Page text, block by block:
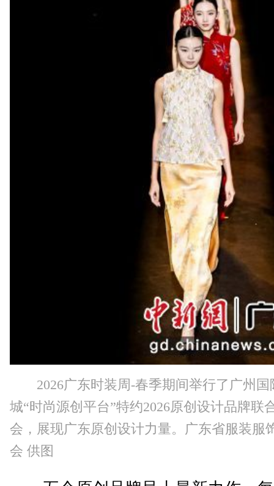
2026广东时装周-春季期间举行了广州国
城“时尚源创平台”特约2026原创设计品牌联
会，展现广东原创设计力量。广东省服装服
会 供图